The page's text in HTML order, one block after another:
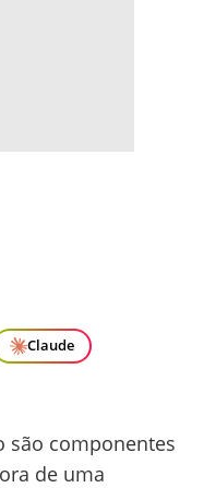
Claude
são componentes
de uma